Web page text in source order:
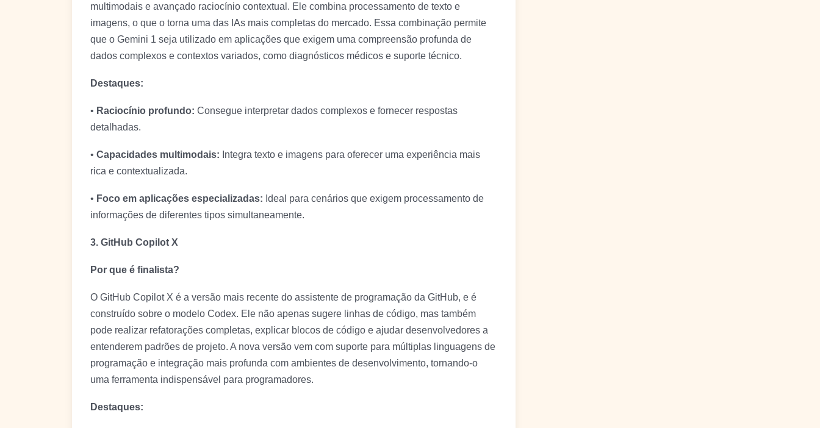
multimodais e avançado raciocínio contextual. Ele combina processamento de texto e
imagens, o que o torna uma das IAs mais completas do mercado. Essa combinação permite
que o Gemini 1 seja utilizado em aplicações que exigem uma compreensão profunda de
dados complexos e contextos variados, como diagnósticos médicos e suporte técnico.
Destaques:
• Raciocínio profundo: Consegue interpretar dados complexos e fornecer respostas
detalhadas.
• Capacidades multimodais: Integra texto e imagens para oferecer uma experiência mais
rica e contextualizada.
• Foco em aplicações especializadas: Ideal para cenários que exigem processamento de
informações de diferentes tipos simultaneamente.
3. GitHub Copilot X
Por que é finalista?
O GitHub Copilot X é a versão mais recente do assistente de programação da GitHub, e é
construído sobre o modelo Codex. Ele não apenas sugere linhas de código, mas também
pode realizar refatorações completas, explicar blocos de código e ajudar desenvolvedores a
entenderem padrões de projeto. A nova versão vem com suporte para múltiplas linguagens de
programação e integração mais profunda com ambientes de desenvolvimento, tornando-o
uma ferramenta indispensável para programadores.
Destaques: